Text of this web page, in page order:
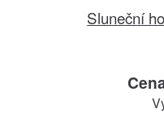
Sluneční